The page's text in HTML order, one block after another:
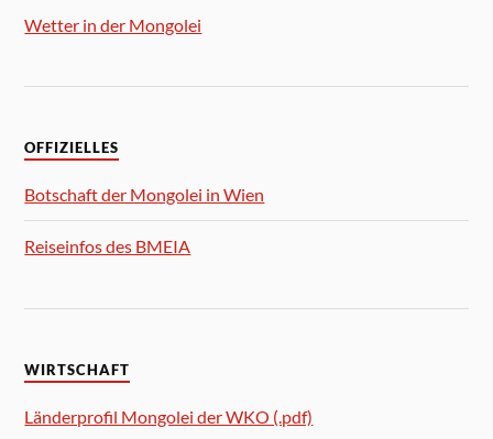
Wetter in der Mongolei
OFFIZIELLES
Botschaft der Mongolei in Wien
Reiseinfos des BMEIA
WIRTSCHAFT
Länderprofil Mongolei der WKO (.pdf)